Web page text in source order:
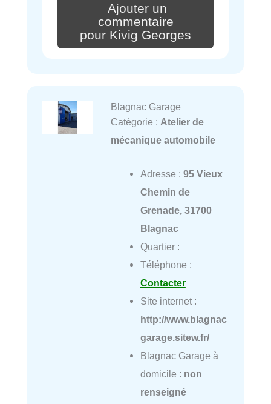
Ajouter un
commentaire
pour Kivig Georges
Blagnac Garage
Catégorie : Atelier de
mécanique automobile
Adresse : 95 Vieux
Chemin de
Grenade, 31700
Blagnac
Quartier :
Téléphone :
Contacter
Site internet :
http://www.blagnac
garage.sitew.fr/
Blagnac Garage à
domicile : non
renseigné